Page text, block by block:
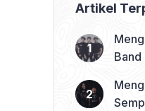
Artikel
Band